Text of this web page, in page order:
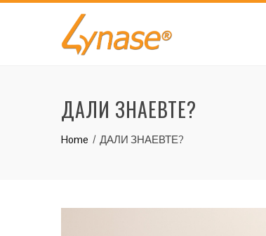
ДАЛИ ЗНАЕВТЕ?
Home ДАЛИ ЗНАЕВТЕ?